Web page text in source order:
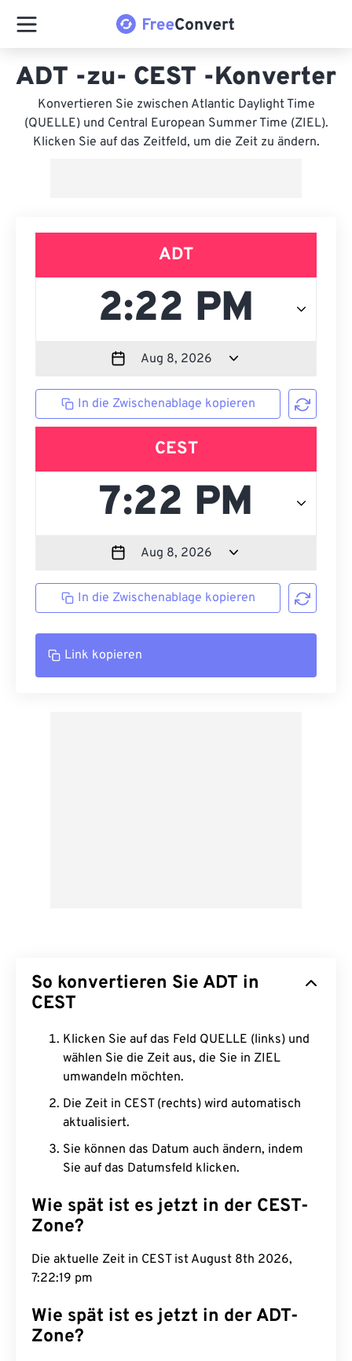
ADT -zu- CEST -Konverter
Konvertieren Sie zwischen Atlantic Daylight Time
(QUELLE) und Central European Summer Time (ZIEL).
Klicken Sie auf das Zeitfeld, um die Zeit zu ändern.
ADT
In die Zwischenablage kopieren
CEST
In die Zwischenablage kopieren
Link kopieren
So konvertieren Sie ADT in
CEST
Klicken Sie auf das Feld QUELLE (links) und
wählen Sie die Zeit aus, die Sie in ZIEL
umwandeln möchten.
Die Zeit in CEST (rechts) wird automatisch
aktualisiert.
Sie können das Datum auch ändern, indem
Sie auf das Datumsfeld klicken.
Wie spät ist es jetzt in der CEST-
Zone?
Die aktuelle Zeit in CEST ist August 8th 2026,
7:22:20 pm
Wie spät ist es jetzt in der ADT-
Zone?